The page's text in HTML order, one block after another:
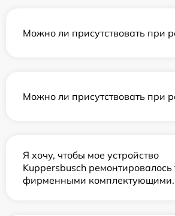
Можно ли присутствовать при
Можно ли присутствовать при
Я хочу, чтобы мое устройство
Kuppersbusch ремонтировалось
фирменными комплектующими.